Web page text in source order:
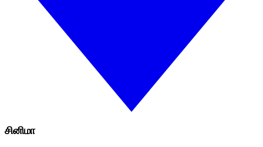
சினிமா